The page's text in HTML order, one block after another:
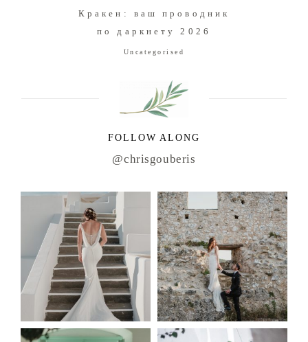
Кракен: ваш проводник
по даркнету 2026
Uncategorised
FOLLOW ALONG
@chrisgouberis